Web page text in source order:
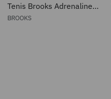
Tenis Brooks Adrenaline
GTS 24 Mujer
BROOKS